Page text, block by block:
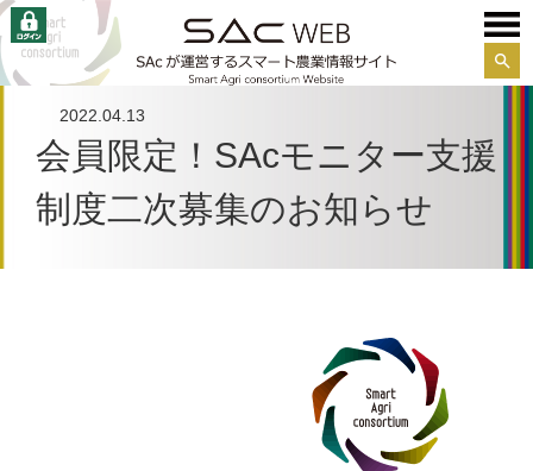
サイ
検索
2022.04.13
会員限定！SAcモニター支援
制度二次募集のお知らせ